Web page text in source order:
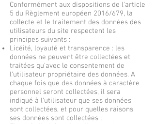
Conformément aux dispositions de l'article
5 du Règlement européen 2016/679, la
collecte et le traitement des données des
utilisateurs du site respectent les
principes suivants :
Licéité, loyauté et transparence : les
données ne peuvent être collectées et
traitées qu'avec le consentement de
l'utilisateur propriétaire des données. A
chaque fois que des données à caractère
personnel seront collectées, il sera
indiqué à l'utilisateur que ses données
sont collectées, et pour quelles raisons
ses données sont collectées ;